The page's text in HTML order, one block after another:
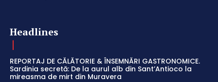
Headlines
REPORTAJ DE CĂLĂTORIE & ÎNSEMNĂRI GASTRONOMICE.
Sardinia secretă: De la aurul alb din Sant’Antioco la
mireasma de mirt din Muravera